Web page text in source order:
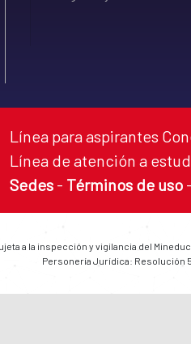
Línea para aspirantes
Línea de atención a
Sedes - Términos de uso -
a la inspección y vigilancia del
Personería Jurídica: Resolución